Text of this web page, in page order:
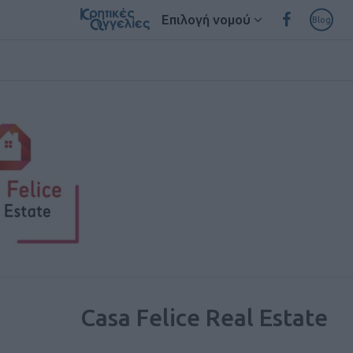
Επιλογή νομού Blog
Casa Felice Real Estate